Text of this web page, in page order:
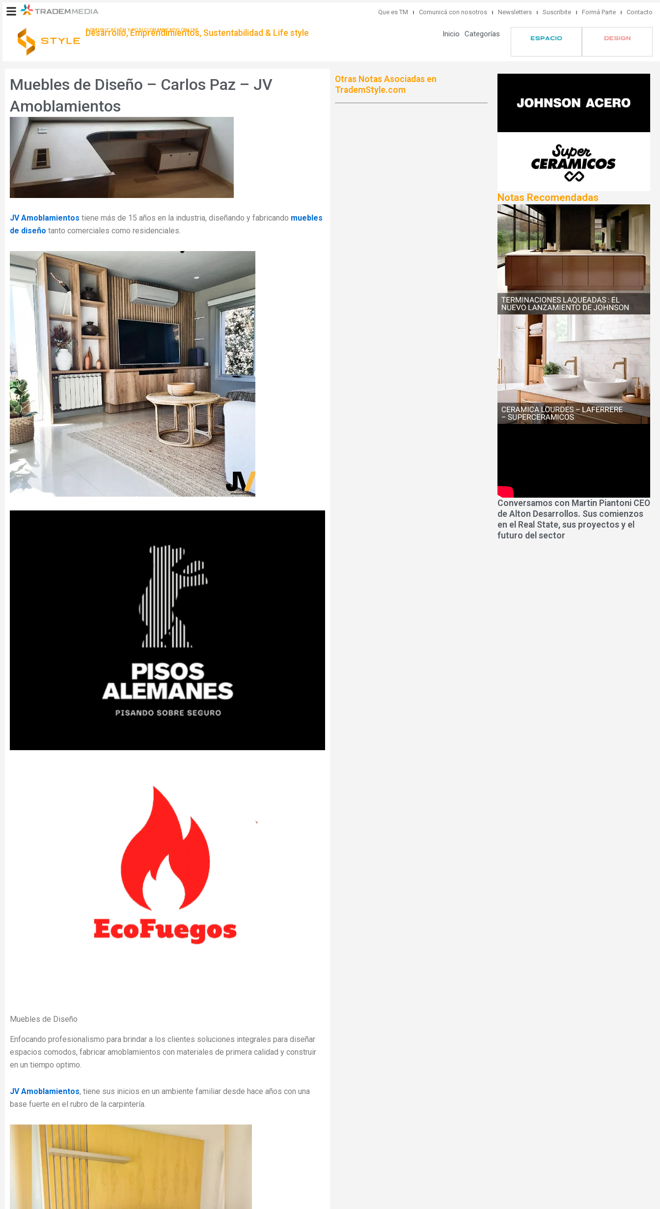
contenido
Que es TM Comunicá con nosotros Newsletters Suscribite Formá Parte Contacto
COMUNICACIÓN Y POSICIONAMIENTO ONLINE
Desarrollo, Emprendimientos, Sustentabilidad & Life style Inicio Categorías
Muebles de Diseño – Carlos Paz – JV
Amoblamientos
JV Amoblamientos tiene más de 15 años en la industria, diseñando y fabricando muebles
de diseño tanto comerciales como residenciales.
Muebles de Diseño
Enfocando profesionalismo para brindar a los clientes soluciones integrales para diseñar
espacios comodos, fabricar amoblamientos con materiales de primera calidad y construir
en un tiempo optimo.
JV Amoblamientos, tiene sus inicios en un ambiente familiar desde hace años con una
base fuerte en el rubro de la carpintería.
Otras Notas Asociadas en
TrademStyle.com
Notas Recomendadas
Conversamos con Martin Piantoni CEO
de Alton Desarrollos. Sus comienzos
en el Real State, sus proyectos y el
futuro del sector